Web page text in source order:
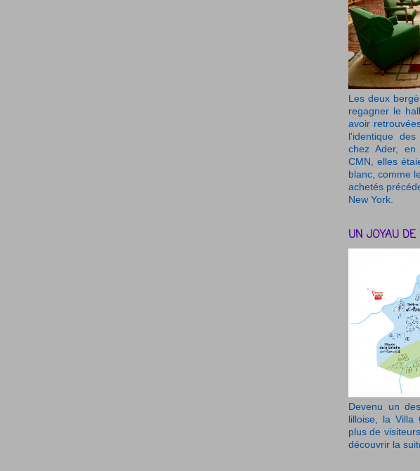
Les deux
regagner le
avoir
l'identique
chez Ader,
CMN, elles
blanc, comme
achetés
New York.
UN JOYAU DE
Devenu un
lilloise, la Villa
plus de
découvrir la